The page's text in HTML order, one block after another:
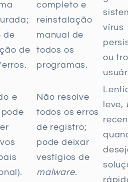
de
de
completo e
reinstalação
manual de
todos os
programas.
vírus
ou
e
Não resolve
todos os erros
de registro;
pode deixar
vestígios de
malware.
leve,